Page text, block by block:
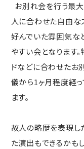
お別れ会を行う最
人に合わせた自由な
好んでいた雰囲気な
やすい会となります
ドなどに合わせたお
儀から1ヶ月程度経
ます。
故人の略歴を表現し
た演出もできるかも